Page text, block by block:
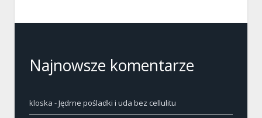
Najnowsze komentarze
kloska -Jędrne pośladki i uda bez cellulitu